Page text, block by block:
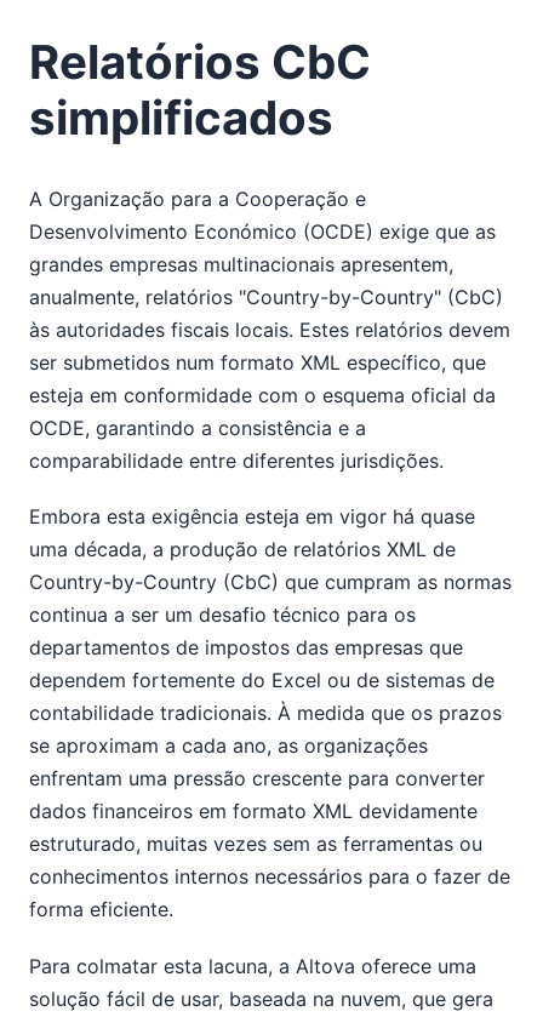
Relatórios CbC
simplificados
A Organização para a Cooperação e
Desenvolvimento Económico (OCDE) exige que as
grandes empresas multinacionais apresentem,
anualmente, relatórios "Country-by-Country" (CbC)
às autoridades fiscais locais. Estes relatórios devem
ser submetidos num formato XML específico, que
esteja em conformidade com o esquema oficial da
OCDE, garantindo a consistência e a
comparabilidade entre diferentes jurisdições.
Embora esta exigência esteja em vigor há quase
uma década, a produção de relatórios XML de
Country-by-Country (CbC) que cumpram as normas
continua a ser um desafio técnico para os
departamentos de impostos das empresas que
dependem fortemente do Excel ou de sistemas de
contabilidade tradicionais. À medida que os prazos
se aproximam a cada ano, as organizações
enfrentam uma pressão crescente para converter
dados financeiros em formato XML devidamente
estruturado, muitas vezes sem as ferramentas ou
conhecimentos internos necessários para o fazer de
forma eficiente.
Para colmatar esta lacuna, a Altova oferece uma
solução fácil de usar, baseada na nuvem, que gera